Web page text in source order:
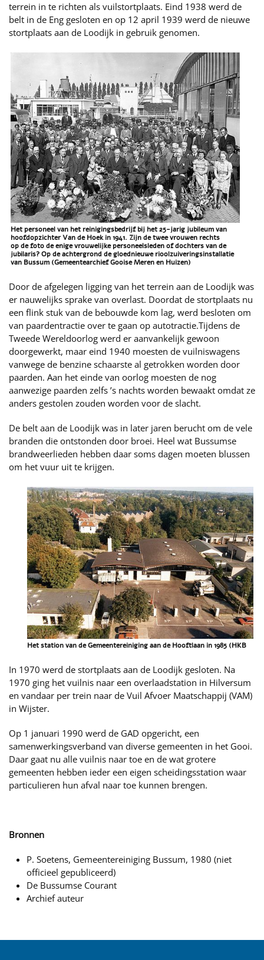
terrein in te richten als vuilstortplaats. Eind 1938 werd de
belt in de Eng gesloten en op 12 april 1939 werd de nieuwe
stortplaats aan de Loodijk in gebruik genomen.
Het personeel van het reinigingsbedrijf bij het 25-jarig jubileum van
hoofdopzichter Van de Hoek in 1941. Zijn de twee vrouwen rechts
op de foto de enige vrouwelijke personeelsleden of dochters van de
jubilaris? Op de achtergrond de gloednieuwe rioolzuiveringsinstallatie
van Bussum (Gemeentearchief Gooise Meren en Huizen)
Door de afgelegen ligging van het terrein aan de Loodijk was
er nauwelijks sprake van overlast. Doordat de stortplaats nu
een flink stuk van de bebouwde kom lag, werd besloten om
van paardentractie over te gaan op autotractie.Tijdens de
Tweede Wereldoorlog werd er aanvankelijk gewoon
doorgewerkt, maar eind 1940 moesten de vuilniswagens
vanwege de benzine schaarste al getrokken worden door
paarden. Aan het einde van oorlog moesten de nog
aanwezige paarden zelfs ’s nachts worden bewaakt omdat ze
anders gestolen zouden worden voor de slacht.
De belt aan de Loodijk was in later jaren berucht om de vele
branden die ontstonden door broei. Heel wat Bussumse
brandweerlieden hebben daar soms dagen moeten blussen
om het vuur uit te krijgen.
Het station van de Gemeentereiniging aan de Hooftlaan in 1985 (HKB
In 1970 werd de stortplaats aan de Loodijk gesloten. Na
1970 ging het vuilnis naar een overlaadstation in Hilversum
en vandaar per trein naar de Vuil Afvoer Maatschappij (VAM)
in Wijster.
Op 1 januari 1990 werd de GAD opgericht, een
samenwerkingsverband van diverse gemeenten in het Gooi.
Daar gaat nu alle vuilnis naar toe en de wat grotere
gemeenten hebben ieder een eigen scheidingsstation waar
particulieren hun afval naar toe kunnen brengen.
Bronnen
P. Soetens, Gemeentereiniging Bussum, 1980 (niet
officieel gepubliceerd)
De Bussumse Courant
Archief auteur